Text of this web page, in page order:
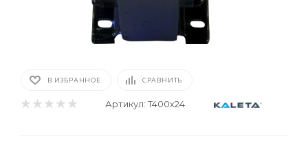
В ИЗБРАННОЕ СРАВНИТЬ
Артикул: T400х24